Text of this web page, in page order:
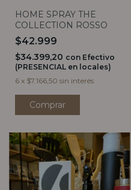
HOME SPRAY THE
COLLECTION ROSSO
$42.999
$34.399,20 con Efectivo
(PRESENCIAL en locales)
6 x $7.166,50 sin interés